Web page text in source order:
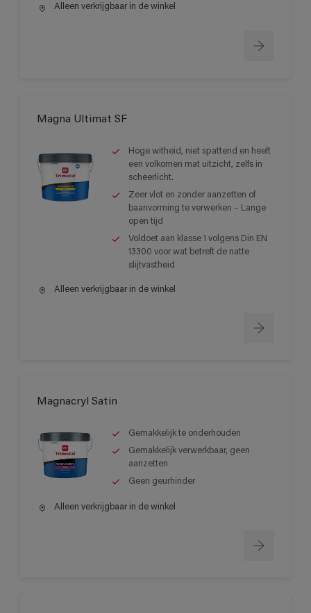
Alleen verkrijgbaar in de winkel
Magna Ultimat SF
Hoge witheid, niet spattend en heeft
een volkomen mat uitzicht, zelfs in
scheerlicht.
Zeer vlot en zonder aanzetten of
baanvorming te verwerken – Lange
open tijd
Voldoet aan klasse 1 volgens Din EN
13300 voor wat betreft de natte
slijtvastheid
Alleen verkrijgbaar in de winkel
Magnacryl Satin
Gemakkelijk te onderhouden
Gemakkelijk verwerkbaar, geen
aanzetten
Geen geurhinder
Alleen verkrijgbaar in de winkel